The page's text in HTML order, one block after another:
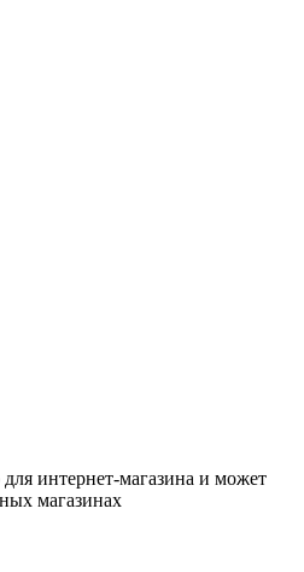
интернет-магазина и может
магазинах